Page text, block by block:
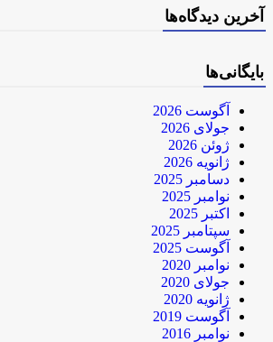
آخرین دیدگاه‌ها
بایگانی‌ها
آگوست 2026
جولای 2026
ژوئن 2026
ژانویه 2026
دسامبر 2025
نوامبر 2025
اکتبر 2025
سپتامبر 2025
آگوست 2025
نوامبر 2020
جولای 2020
ژانویه 2020
آگوست 2019
نوامبر 2016